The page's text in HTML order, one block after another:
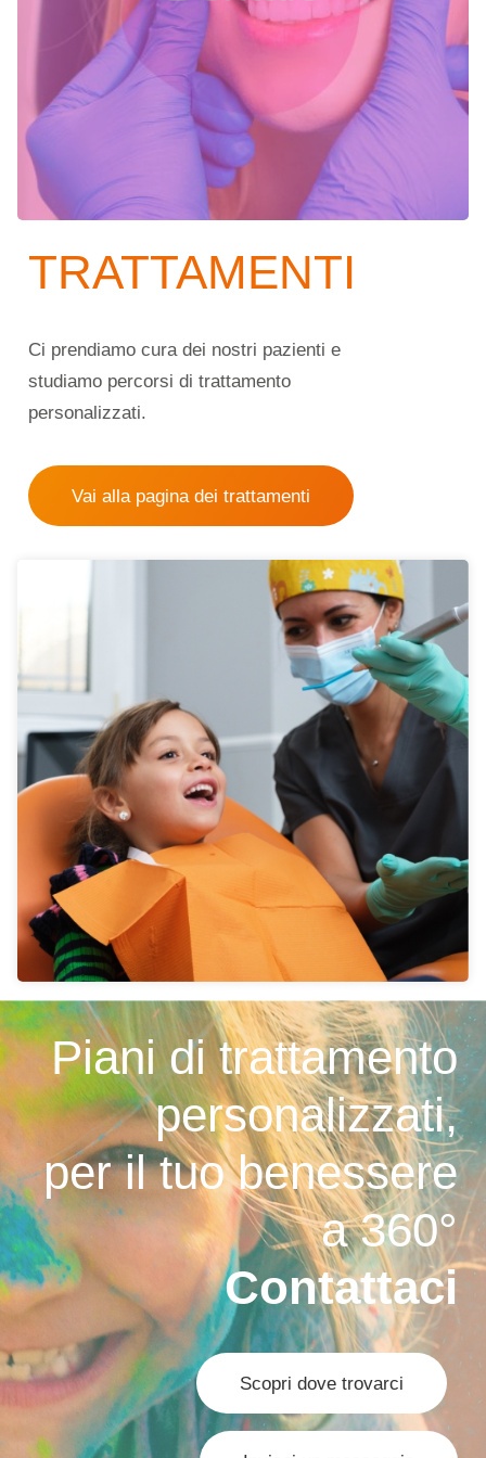
vengono fissate sulla superficie del dente
per migliorarne l’estetica da diversi punti di
Scopri di più sull’eccellenza
TRATTAMENTI
Ci prendiamo cura dei nostri pazienti e
studiamo percorsi di trattamento
personalizzati.
Vai alla pagina dei trattamenti
Piani di trattamento
personalizzati,
per il tuo benessere
a 360°
Contattaci
Scopri dove trovarci